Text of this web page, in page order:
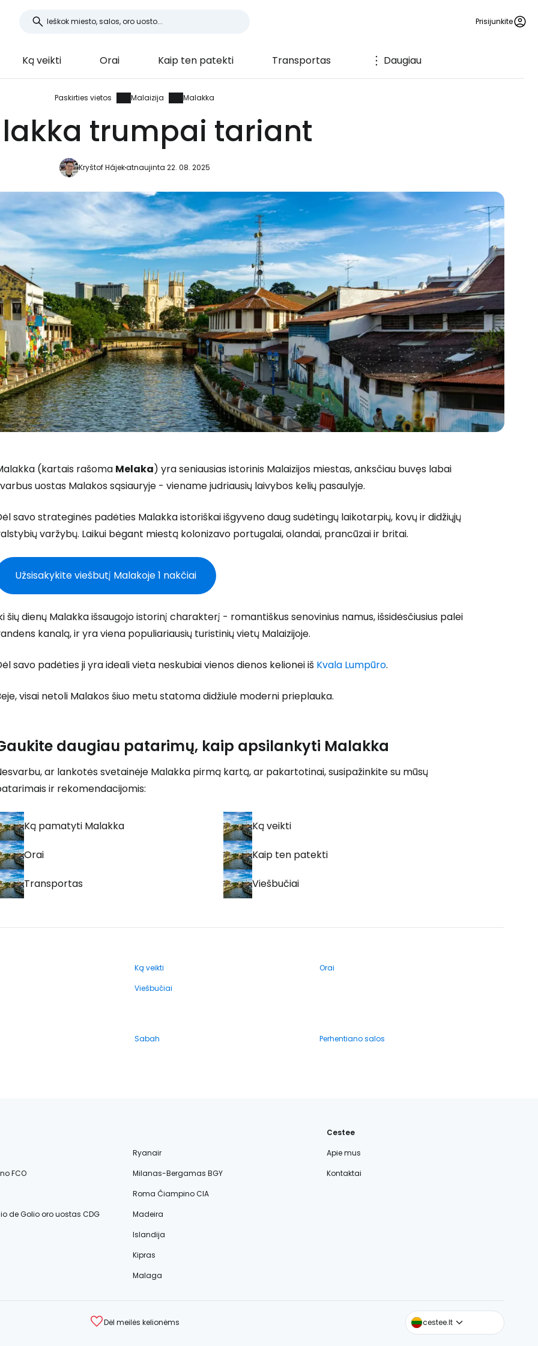
Prisijunkite
Ką veikti Orai Kaip ten patekti Transportas Daugiau
Paskirties vietos Malaizija Malakka
trumpai tariant
Kryštof Hájekatnaujinta 22. 08. 2025
(kartais rašoma Melaka) yra seniausias istorinis Malaizijos miestas, anksčiau buvęs labai
uostas Malakos sąsiauryje - viename judriausių laivybos kelių pasaulyje.
savo strateginės padėties Malakka istoriškai išgyveno daug sudėtingų laikotarpių, kovų ir didžiųjų
varžybų. Laikui bėgant miestą kolonizavo portugalai, olandai, prancūzai ir britai.
Užsisakykite viešbutį Malakoje 1 nakčiai
šių dienų Malakka išsaugojo istorinį charakterį - romantiškus senovinius namus, išsidėsčiusius palei
kanalą, ir yra viena populiariausių turistinių vietų Malaizijoje.
savo padėties ji yra ideali vieta neskubiai vienos dienos kelionei iš Kvala Lumpūro.
visai netoli Malakos šiuo metu statoma didžiulė moderni prieplauka.
daugiau patarimų, kaip apsilankyti Malakka
ar lankotės svetainėje Malakka pirmą kartą, ar pakartotinai, susipažinkite su mūsų
ir rekomendacijomis:
Ką pamatyti Malakka Ką veikti
Orai Kaip ten patekti
Transportas Viešbučiai
Ką veikti
Orai
Viešbučiai
Sabah
Perhentiano salos
Ryanair
FCO
Milanas-Bergamas BGY
Roma Čiampino CIA
de Golio oro uostas CDG
Madeira
Islandija
Kipras
Malaga
Cestee
Apie mus
Kontaktai
Dėl meilės kelionėms cestee.lt
cestee.com
cestee.sk
Prisijunkite prie Cestee
... pasaulinė kelionių bendruomenė
Tęsti su Google
Tęsti el. paštu